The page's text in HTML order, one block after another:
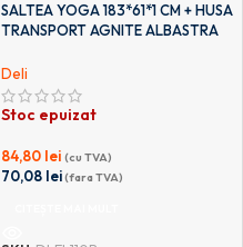
SALTEA YOGA 183*61*1 CM + HUSA
TRANSPORT AGNITE ALBASTRA
Deli
Stoc epuizat
84,80 lei (cu TVA)
70,08 lei(fara TVA)